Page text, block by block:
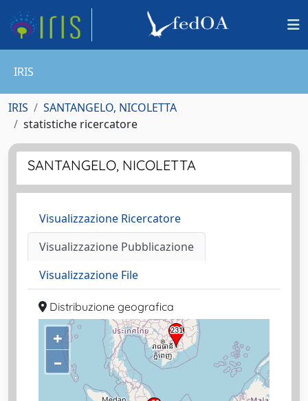
IRIS
IRIS
SANTANGELO, NICOLETTA
statistiche ricercatore
SANTANGELO, NICOLETTA
Visualizzazione Ricercatore
Visualizzazione Pubblicazione
Visualizzazione File
Distribuzione geografica
+
–